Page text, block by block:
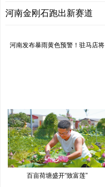
河南金刚石跑出新赛道
河南发布暴雨黄色预警！驻马店将
百亩荷塘盛开“致富莲”